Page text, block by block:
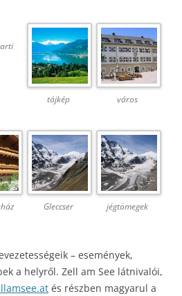
tájkép város
Gleccser jégtömegek
– események,
a helyről. Zell am See látnivalói,
és részben magyarul a